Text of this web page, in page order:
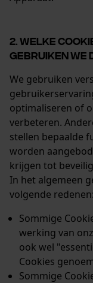
2. WELKE
GEBRUIKEN WE
We gebruiken
optimaliseren of
verbeteren.
stellen bepaalde
worden
krijgen tot
In het algemeen
volgende redenen:
Sommige
werking van
ook wel
Cookies
Sommige